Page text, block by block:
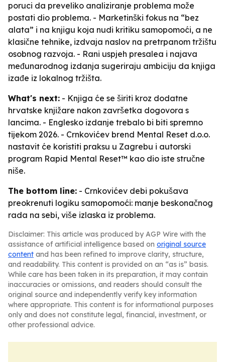
poruci da preveliko analiziranje problema može
postati dio problema. - Marketinški fokus na “bez
alata” i na knjigu koja nudi kritiku samopomoći, a ne
klasične tehnike, izdvaja naslov na pretrpanom tržištu
osobnog razvoja. - Rani uspjeh presalea i najava
međunarodnog izdanja sugeriraju ambiciju da knjiga
izađe iz lokalnog tržišta.
What's next: - Knjiga će se širiti kroz dodatne
hrvatske knjižare nakon završetka dogovora s
lancima. - Englesko izdanje trebalo bi biti spremno
tijekom 2026. - Crnkovićev brend Mental Reset d.o.o.
nastavit će koristiti praksu u Zagrebu i autorski
program Rapid Mental Reset™ kao dio iste stručne
niše.
The bottom line: - Crnkovićev debi pokušava
preokrenuti logiku samopomoći: manje beskonačnog
rada na sebi, više izlaska iz problema.
Disclaimer: This article was produced by AGP Wire with the
assistance of artificial intelligence based on original source
content and has been refined to improve clarity, structure,
and readability. This content is provided on an “as is” basis.
While care has been taken in its preparation, it may contain
inaccuracies or omissions, and readers should consult the
original source and independently verify key information
where appropriate. This content is for informational purposes
only and does not constitute legal, financial, investment, or
other professional advice.